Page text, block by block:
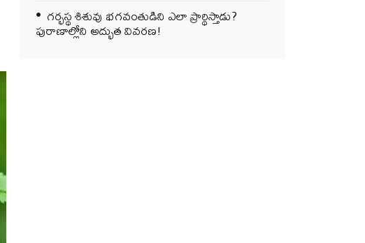
గర్భస్థ శిశువు భగవంతుడిని ఎలా ప్రార్థిస్తాడు?
పురాణాల్లోని అద్భుత వివరణ!